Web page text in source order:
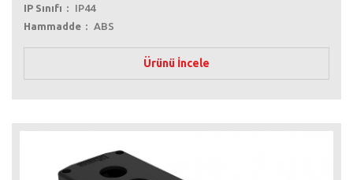
IP Sınıfı
IP44
Hammadde
ABS
Ürünü İncele